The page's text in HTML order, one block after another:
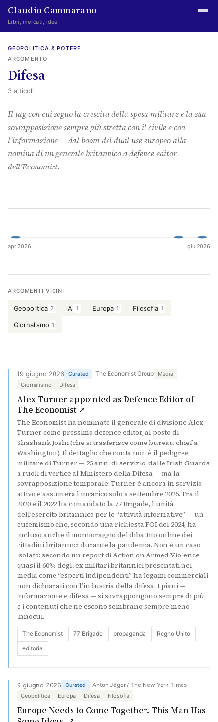
Claudio Cammarano
Libri, mercati, idee
Home
Writings
Curated
Learning log
Irene Media
Episteme Advisory
Indice
Cerca
GEOPOLITICA & POTERE
ARGOMENTO
Difesa
3 articoli
Il tag con cui seguo la crescita della spesa militare e la sua
sovrapposizione sempre più stretta con il civile e con
l’informazione — dal boom del dual use europeo alla
nomina di un generale britannico a defence editor
dell’Economist.
apr 2026 giu 2026
ARGOMENTI VICINI
Geopolitica 2 AI 1 Europa 1 Filosofia 1
Giornalismo 1
19 giugno 2026 Curated · The Economist Group
Media
Giornalismo
Difesa
Alex Turner appointed as Defence Editor of
The Economist ↗
The Economist ha nominato il generale di divisione Alex
Turner come prossimo defence editor, al posto di
Shashank Joshi (che si trasferisce come bureau chief a
Washington). Il dettaglio che conta non è il pedigree
militare di Turner — 25 anni di servizio, dalle Irish Guards
a ruoli di vertice al Ministero della Difesa — ma la
sovrapposizione temporale: Turner è ancora in servizio
attivo e assumerà l’incarico solo a settembre 2026. Tra il
2020 e il 2022 ha comandato la 77 Brigade, l’unità
dell’esercito britannico per le “attività informative” — un
eufemismo che, secondo una richiesta FOI del 2024, ha
incluso anche il monitoraggio del dibattito online dei
cittadini britannici durante la pandemia. Non è un caso
isolato: secondo un report di Action on Armed Violence,
quasi il 60% degli ex militari britannici presentati nei
media come “esperti indipendenti” ha legami commerciali
non dichiarati con l’industria della difesa. I piani —
informazione e difesa — si sovrappongono sempre di più,
e i contenuti che ne escono sembrano sempre meno
innocui.
The Economist 77 Brigade propaganda
Regno Unito
editoria
9 giugno 2026 Curated · Anton Jäger / The New York Times
Geopolitica Europa Difesa Filosofia
Europe Needs to Come Together. This Man Has